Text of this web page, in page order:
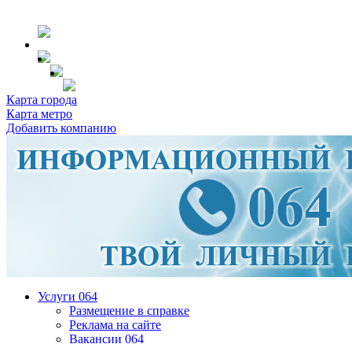
Карта города
Карта метро
Добавить компанию
Услуги 064
Размещение в справке
Реклама на сайте
Вакансии 064